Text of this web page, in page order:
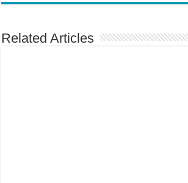
Related Articles